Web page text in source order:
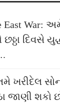
East War:
દિવસે
ખરીદેલ
જાણી શકો